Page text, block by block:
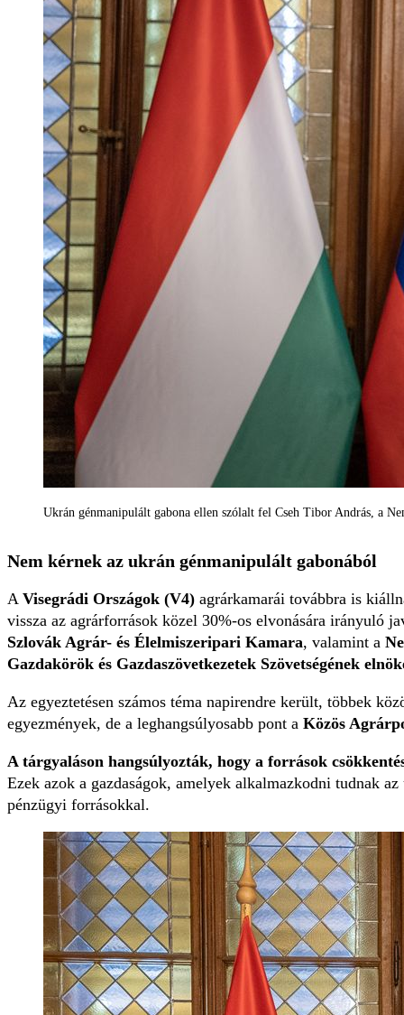
Ukrán génmanipulált gabona ellen szólalt fel Cseh Tibor András, a
Nem kérnek az ukrán génmanipulált gabonából
A Visegrádi Országok (V4) agrárkamarái továbbra is
vissza az agrárforrások közel 30%-os elvonására irányuló
Szlovák Agrár- és Élelmiszeripari Kamara, valamint a
Gazdakörök és Gazdaszövetkezetek Szövetségének
Az egyeztetésen számos téma napirendre került, többek
egyezmények, de a leghangsúlyosabb pont a Közös
A tárgyaláson hangsúlyozták, hogy a források
Ezek azok a gazdaságok, amelyek alkalmazkodni tudnak
pénzügyi forrásokkal.